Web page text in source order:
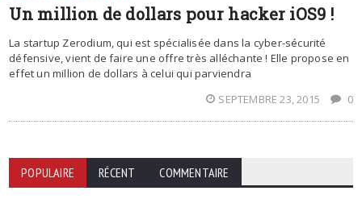
Un million de dollars pour hacker iOS9 !
La startup Zerodium, qui est spécialisée dans la cyber-sécurité
défensive, vient de faire une offre très alléchante ! Elle propose en
effet un million de dollars à celui qui parviendra
SEPTEMBRE 23, 2015
0
POPULAIRE RÉCENT COMMENTAIRE